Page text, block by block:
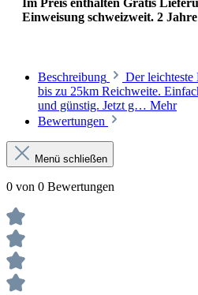
Im Preis enthalten Gratis
Einweisung schweizweit. 2
Beschreibung
Der
bis zu 25km Reichweite.
und günstig. Jetzt g… Mehr
Bewertungen
Menü schließen
0 von 0 Bewertungen